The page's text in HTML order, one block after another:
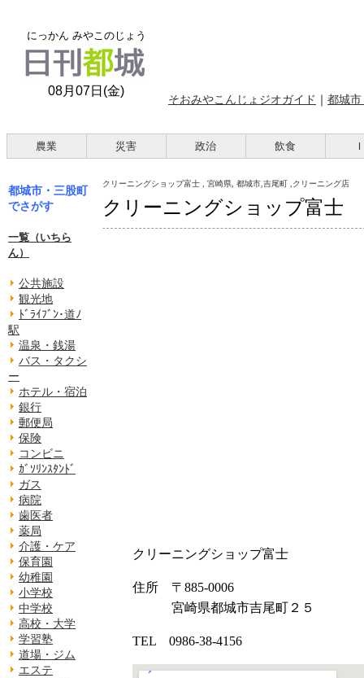
にっかん みやこのじょう
08月07日(金)
そおみやこんじょジオガイド ｜ 都城
農業 災害 政治 飲食
都城市・三股町
でさがす
一覧（いちら
ん）
公共施設
観光地
ﾄﾞﾗｲﾌﾞﾝ･道ﾉ
駅
温泉・銭湯
バス・タクシ
ー
ホテル・宿泊
銀行
郵便局
保険
コンビニ
ｶﾞｿﾘﾝｽﾀﾝﾄﾞ
ガス
病院
歯医者
薬局
介護・ケア
保育園
幼稚園
小学校
中学校
高校・大学
学習塾
道場・ジム
エステ
クリーニングショップ富士 , 宮崎県, 都城市,吉尾町 ,クリーニング店
クリーニングショップ富士
クリーニングショップ富士
住所 〒885-0006
宮崎県都城市吉尾町２５
TEL 0986-38-4156